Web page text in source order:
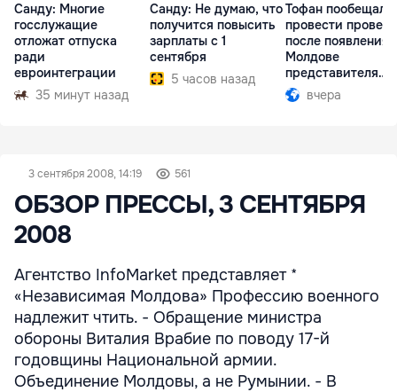
Санду: Многие
госслужащие
отложат отпуска
ради
евроинтеграции
35 минут назад
Санду: Не думаю, что
получится повысить
зарплаты с 1
сентября
5 часов назад
Тофан пообещал
провести
после появления
Молдове
представителя
Южной Осетии
вчера
3 сентября 2008, 14:19 561
ОБЗОР ПРЕССЫ, 3 СЕНТЯБРЯ
2008
Агентство InfoMarket представляет *
«Независимая Молдова» Профессию военного
надлежит чтить. - Обращение министра
обороны Виталия Врабие по поводу 17-й
годовщины Национальной армии.
Объединение Молдовы, а не Румынии. - В